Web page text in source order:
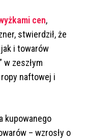
cen,
stwierdził, że
i towarów
w zeszłym
naftowej i
kupowanego
– wzrosły o